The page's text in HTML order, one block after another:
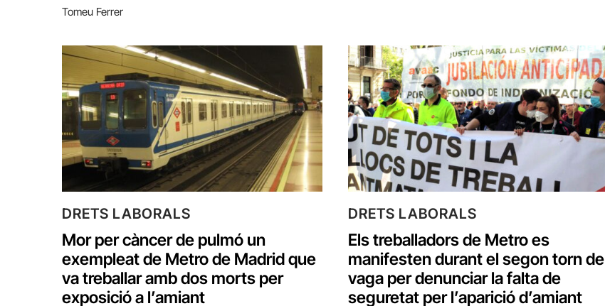
Tomeu Ferrer
DRETS LABORALS
Mor per càncer de pulmó un
exempleat de Metro de Madrid que
va treballar amb dos morts per
exposició a l’amiant
DRETS LABORALS
Els treballadors de Metro es
manifesten durant el segon torn de
vaga per denunciar la falta de
seguretat per l’aparició d’amiant